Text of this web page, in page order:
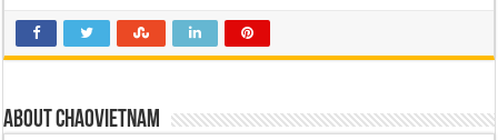
About chaovietnam